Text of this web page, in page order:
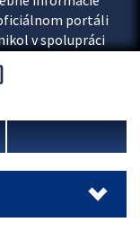
portáli
v spolupráci
vnútra SR.